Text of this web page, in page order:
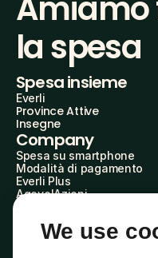
la spesa
Spesa insieme
Everli
Province Attive
Insegne
Company
Spesa su smartphone
Modalità di pagamento
Everli Plus
AgevolAzioni
Everli Shoppers
We use